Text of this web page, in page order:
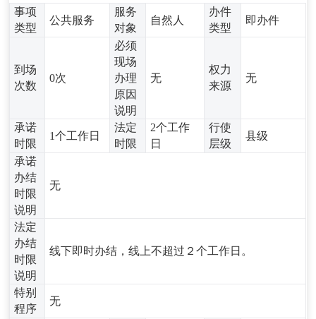
事项
类型
公共服务
服务
对象
自然人
办件
类型
即办件
到场
次数
0次
必须
现场
办理
原因
说明
无
权力
来源
无
承诺
时限
1个工作日
法定
时限
2个工作
日
行使
层级
县级
承诺
办结
时限
说明
无
法定
办结
时限
说明
线下即时办结，线上不超过２个工作日。
特别
程序
无